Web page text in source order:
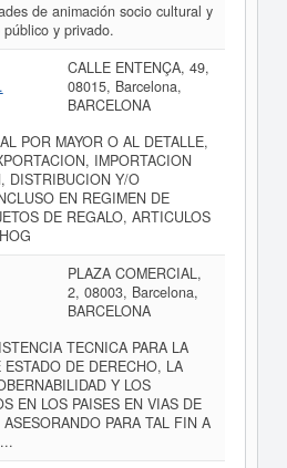
de animación socio cultural y
y privado.
CALLE ENTENÇA, 49,
08015, Barcelona,
BARCELONA
POR MAYOR O AL DETALLE,
IMPORTACION
DISTRIBUCION Y/O
EN REGIMEN DE
DE REGALO, ARTICULOS
PLAZA COMERCIAL,
2, 08003, Barcelona,
BARCELONA
TECNICA PARA LA
DE DERECHO, LA
Y LOS
EN LOS PAISES EN VIAS DE
PARA TAL FIN A